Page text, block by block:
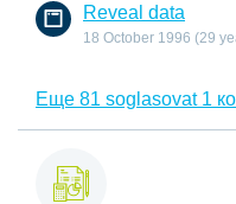
Reveal data
18 October 1996 (29
Еще 81 soglasovat 1